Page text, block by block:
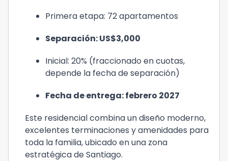
Primera etapa: 72 apartamentos
Separación: US$3,000
Inicial: 20% (fraccionado en cuotas,
depende la fecha de separación)
Fecha de entrega: febrero 2027
Este residencial combina un diseño moderno,
excelentes terminaciones y amenidades para
toda la familia, ubicado en una zona
estratégica de Santiago.